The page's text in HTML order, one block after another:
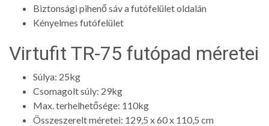
Biztonsági pihenő sáv a futófelület oldalán
Kényelmes futófelület
Virtufit TR-75 futópad méretei
Súlya: 25kg
Csomagolt súly: 29kg
Max. terhelhetősége: 110kg
Összeszerelt méretei: 129,5 x 60 x 110,5 cm